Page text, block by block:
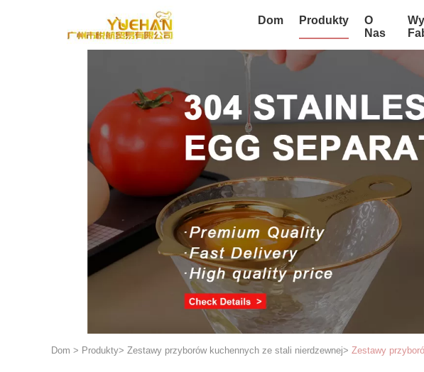
Dom Produkty
O
Nas
Dom > Produkty> Zestawy przyborów kuchennych ze stali nierdzewnej> Zestawy